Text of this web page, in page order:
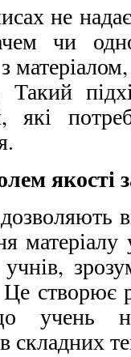
не
чи
Такий
які
якості
створює
учень
складних